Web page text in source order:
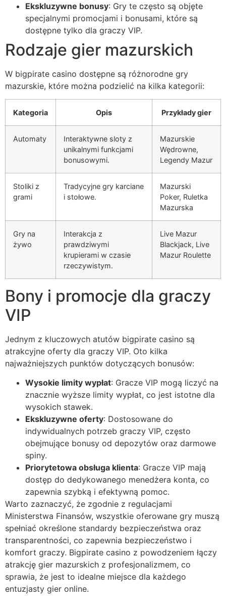
Ekskluzywne bonusy: Gry te często są objęte
specjalnymi promocjami i bonusami, które są
dostępne tylko dla graczy VIP.
Rodzaje gier mazurskich
W bigpirate casino dostępne są różnorodne gry
mazurskie, które można podzielić na kilka kategorii:
Kategoria Opis Przykłady gier
Automaty
Interaktywne sloty z
unikalnymi funkcjami
bonusowymi.
Mazurskie
Wędrowne,
Legendy Mazur
Stoliki z
grami
Tradycyjne gry karciane
i stołowe.
Mazurski
Poker, Ruletka
Mazurska
Gry na
żywo
Interakcja z
prawdziwymi
krupierami w czasie
rzeczywistym.
Live Mazur
Blackjack, Live
Mazur Roulette
Bony i promocje dla graczy
VIP
Jednym z kluczowych atutów bigpirate casino są
atrakcyjne oferty dla graczy VIP. Oto kilka
najważniejszych punktów dotyczących bonusów:
Wysokie limity wypłat: Gracze VIP mogą liczyć na
znacznie wyższe limity wypłat, co jest istotne dla
wysokich stawek.
Ekskluzywne oferty: Dostosowane do
indywidualnych potrzeb graczy VIP, często
obejmujące bonusy od depozytów oraz darmowe
spiny.
Priorytetowa obsługa klienta: Gracze VIP mają
dostęp do dedykowanego menedżera konta, co
zapewnia szybką i efektywną pomoc.
Warto zaznaczyć, że zgodnie z regulacjami
Ministerstwa Finansów, wszystkie oferowane gry muszą
spełniać określone standardy bezpieczeństwa oraz
transparentności, co zapewnia bezpieczeństwo i
komfort graczy. Bigpirate casino z powodzeniem łączy
atrakcję gier mazurskich z profesjonalizmem, co
sprawia, że jest to idealne miejsce dla każdego
entuzjasty gier online.